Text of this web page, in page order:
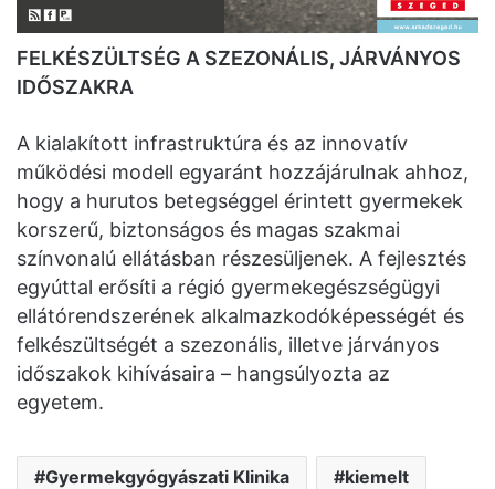
FELKÉSZÜLTSÉG A SZEZONÁLIS, JÁRVÁNYOS
IDŐSZAKRA
A kialakított infrastruktúra és az innovatív
működési modell egyaránt hozzájárulnak ahhoz,
hogy a hurutos betegséggel érintett gyermekek
korszerű, biztonságos és magas szakmai
színvonalú ellátásban részesüljenek. A fejlesztés
egyúttal erősíti a régió gyermekegészségügyi
ellátórendszerének alkalmazkodóképességét és
felkészültségét a szezonális, illetve járványos
időszakok kihívásaira – hangsúlyozta az
egyetem.
Gyermekgyógyászati Klinika kiemelt